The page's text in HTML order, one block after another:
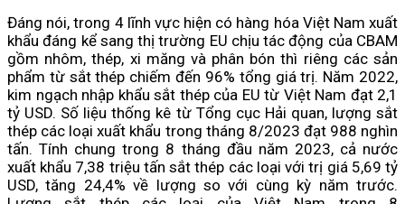
Đáng nói, trong 4 lĩnh vực hiện có hàng hóa Việt Nam xuất
khẩu đáng kể sang thị trường EU chịu tác động của CBAM
gồm nhôm, thép, xi măng và phân bón thì riêng các sản
phẩm từ sắt thép chiếm đến 96% tổng giá trị. Năm 2022,
kim ngạch nhập khẩu sắt thép của EU từ Việt Nam đạt 2,1
tỷ USD. Số liệu thống kê từ Tổng cục Hải quan, lượng sắt
thép các loại xuất khẩu trong tháng 8/2023 đạt 988 nghìn
tấn. Tính chung trong 8 tháng đầu năm 2023, cả nước
xuất khẩu 7,38 triệu tấn sắt thép các loại với trị giá 5,69 tỷ
USD, tăng 24,4% về lượng so với cùng kỳ năm trước.